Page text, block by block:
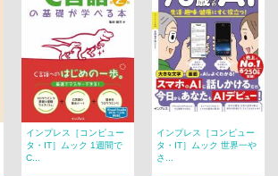
インプレス［コンピュー
タ・IT］ムック 1週間で
C...
インプレス［コンピュー
タ・IT］ムック 世界一や
さ...